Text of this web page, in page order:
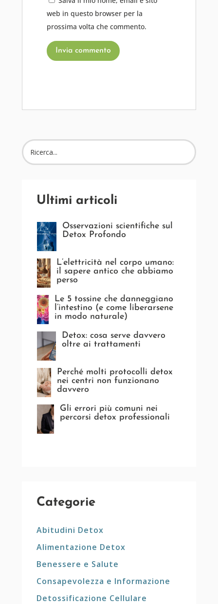
web in questo browser per la
prossima volta che commento.
Invia commento
Ultimi articoli
Osservazioni scientifiche sul
Detox Profondo
L’elettricità nel corpo umano:
il sapere antico che abbiamo
perso
Le 5 tossine che danneggiano
l’intestino (e come liberarsene
in modo naturale)
Detox: cosa serve davvero
oltre ai trattamenti
Perché molti protocolli detox
nei centri non funzionano
davvero
Gli errori più comuni nei
percorsi detox professionali
Categorie
Abitudini Detox
Alimentazione Detox
Benessere e Salute
Consapevolezza e Informazione
Detossificazione Cellulare